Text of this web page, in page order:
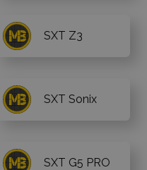
SXT Z3
SXT Sonix
SXT G5 PRO